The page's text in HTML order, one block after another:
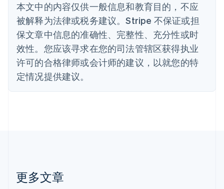
本文中的内容仅供一般信息和教育目的，不应
被解释为法律或税务建议。Stripe 不保证或担
保文章中信息的准确性、完整性、充分性或时
效性。您应该寻求在您的司法管辖区获得执业
许可的合格律师或会计师的建议，以就您的特
定情况提供建议。
更多文章
波兰
English
丹麦
English
德国
Deutsch English
法国
FrançaisEnglish
芬兰
克罗地亚
EnglishItaliano